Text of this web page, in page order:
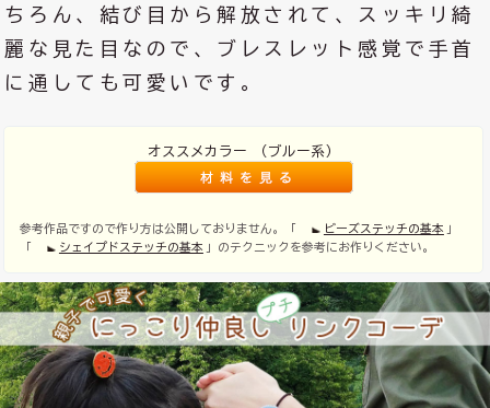
ちろん、結び目から解放されて、スッキリ綺
麗な見た目なので、ブレスレット感覚で手首
に通しても可愛いです。
オススメカラー （ブルー系）
参考作品ですので作り方は公開しておりません。「 ビーズステッチの基本 」
シェイプドステッチの基本 」のテクニックを参考にお作りください。